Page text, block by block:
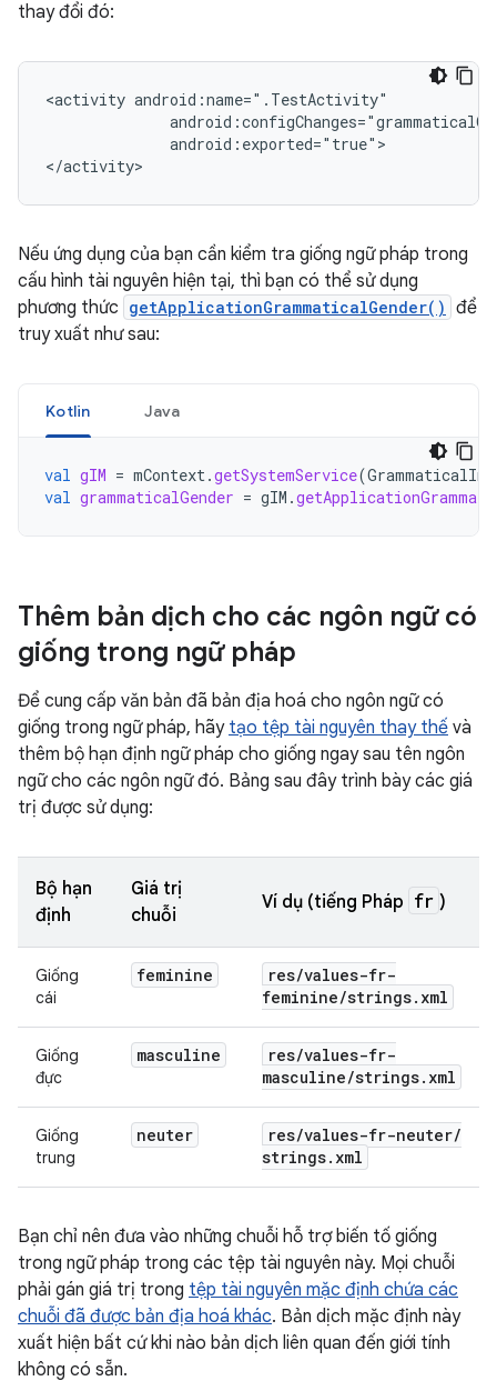
thay đổi đó:
<activity
android:exported="true">
Nếu ứng dụng của bạn cần kiểm tra giống ngữ pháp trong
cấu hình tài nguyên hiện tại, thì bạn có thể sử dụng
phương thức getApplicationGrammaticalGender() để
truy xuất như sau:
Kotlin Java
val gIM = mContext.getSystemService(
val grammaticalGender = gIM .
Thêm bản dịch cho các ngôn ngữ có
giống trong ngữ pháp
Để cung cấp văn bản đã bản địa hoá cho ngôn ngữ có
giống trong ngữ pháp, hãy tạo tệp tài nguyên thay thế và
thêm bộ hạn định ngữ pháp cho giống ngay sau tên ngôn
ngữ cho các ngôn ngữ đó. Bảng sau đây trình bày các giá
trị được sử dụng:
Bộ hạn
định
Giá trị
chuỗi
Ví dụ (tiếng Pháp fr )
Giống
cái
feminine res/values-fr-
feminine/strings. xml
Giống
đực
masculine res/values-fr-
masculine/strings. xml
Giống
trung
neuter res/values-fr-neuter/
strings. xml
Bạn chỉ nên đưa vào những chuỗi hỗ trợ biến tố giống
trong ngữ pháp trong các tệp tài nguyên này. Mọi chuỗi
phải gán giá trị trong tệp tài nguyên mặc định chứa các
chuỗi đã được bản địa hoá khác. Bản dịch mặc định này
xuất hiện bất cứ khi nào bản dịch liên quan đến giới tính
không có sẵn.